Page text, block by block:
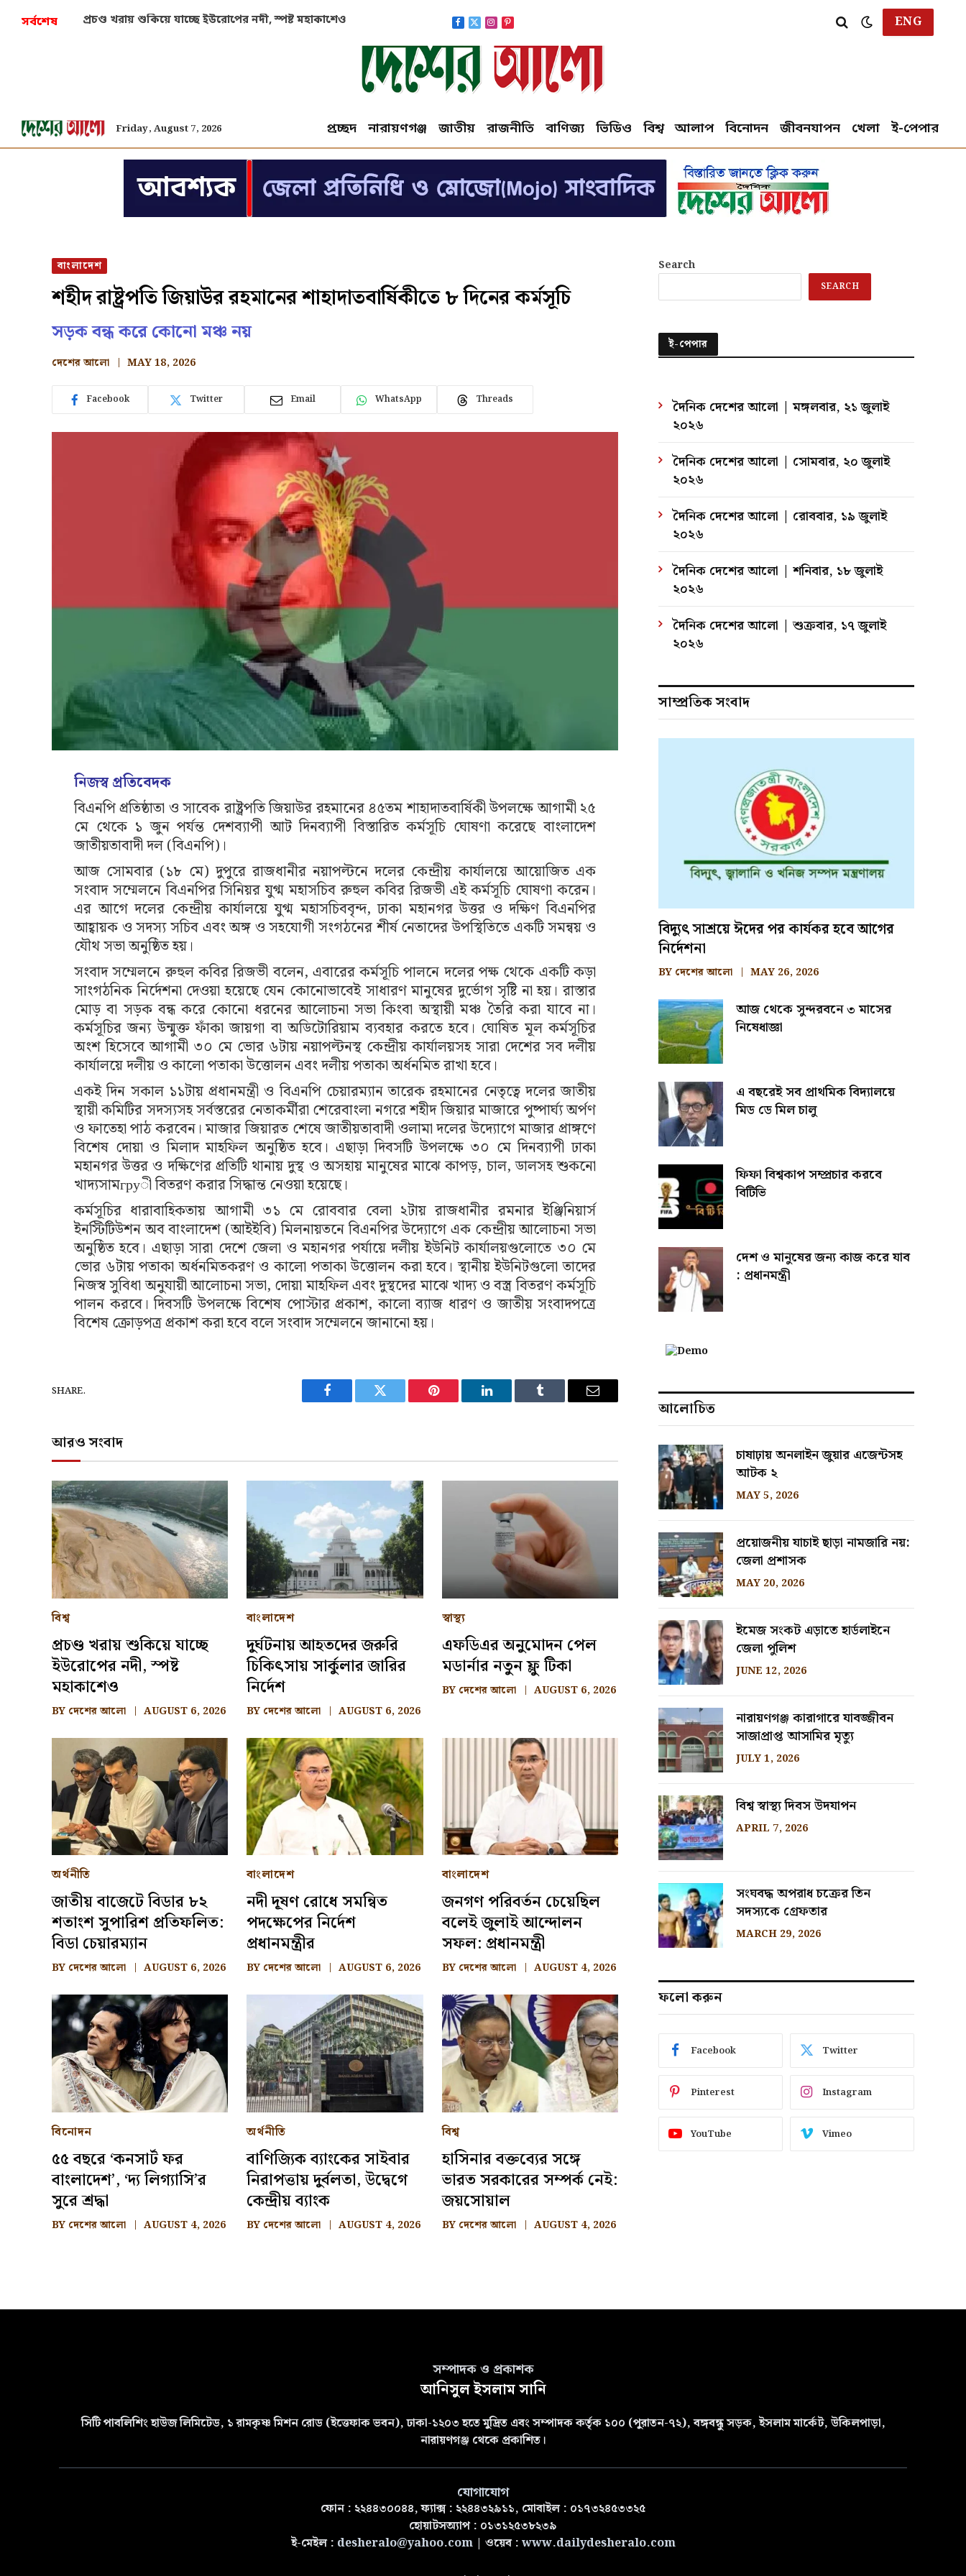
সর্বশেষ দুর্ঘটনায় আহতদের জরুরি চিকিৎসায় সার্কুলার জারির নির্দেশ
Facebook
X
(Twitter)
Instagram
Pinterest ENG
Friday, August 7, 2026 প্রচ্ছদ নারায়ণগঞ্জ জাতীয় রাজনীতি বাণিজ্য ভিডিও বিশ্ব আলাপ বিনোদন জীবনযাপন খেলা ই-পেপার
বাংলাদেশ
শহীদ রাষ্ট্রপতি জিয়াউর রহমানের শাহাদাতবার্ষিকীতে ৮ দিনের কর্মসূচি
সড়ক বন্ধ করে কোনো মঞ্চ নয়
দেশের আলো MAY 18, 2026
Facebook Twitter Email WhatsApp Threads
নিজস্ব প্রতিবেদক
বিএনপি প্রতিষ্ঠাতা ও সাবেক রাষ্ট্রপতি জিয়াউর রহমানের ৪৫তম শাহাদাতবার্ষিকী উপলক্ষে আগামী ২৫
মে থেকে ১ জুন পর্যন্ত দেশব্যাপী আট দিনব্যাপী বিস্তারিত কর্মসূচি ঘোষণা করেছে বাংলাদেশ
জাতীয়তাবাদী দল (বিএনপি)।
আজ সোমবার (১৮ মে) দুপুরে রাজধানীর নয়াপল্টনে দলের কেন্দ্রীয় কার্যালয়ে আয়োজিত এক
সংবাদ সম্মেলনে বিএনপির সিনিয়র যুগ্ম মহাসচিব রুহুল কবির রিজভী এই কর্মসূচি ঘোষণা করেন।
এর আগে দলের কেন্দ্রীয় কার্যালয়ে যুগ্ম মহাসচিববৃন্দ, ঢাকা মহানগর উত্তর ও দক্ষিণ বিএনপির
আহ্বায়ক ও সদস্য সচিব এবং অঙ্গ ও সহযোগী সংগঠনের শীর্ষ নেতাদের উপস্থিতিতে একটি সমন্বয় ও
যৌথ সভা অনুষ্ঠিত হয়।
সংবাদ সম্মেলনে রুহুল কবির রিজভী বলেন, এবারের কর্মসূচি পালনে দলের পক্ষ থেকে একটি কড়া
সাংগঠনিক নির্দেশনা দেওয়া হয়েছে যেন কোনোভাবেই সাধারণ মানুষের দুর্ভোগ সৃষ্টি না হয়। রাস্তার
মোড় বা সড়ক বন্ধ করে কোনো ধরনের আলোচনা সভা কিংবা অস্থায়ী মঞ্চ তৈরি করা যাবে না।
কর্মসূচির জন্য উন্মুক্ত ফাঁকা জায়গা বা অডিটোরিয়াম ব্যবহার করতে হবে। ঘোষিত মূল কর্মসূচির
অংশ হিসেবে আগামী ৩০ মে ভোর ৬টায় নয়াপল্টনস্থ কেন্দ্রীয় কার্যালয়সহ সারা দেশের সব দলীয়
কার্যালয়ে দলীয় ও কালো পতাকা উত্তোলন এবং দলীয় পতাকা অর্ধনমিত রাখা হবে।
একই দিন সকাল ১১টায় প্রধানমন্ত্রী ও বিএনপি চেয়ারম্যান তারেক রহমানের নেতৃত্বে দলের জাতীয়
স্থায়ী কমিটির সদস্যসহ সর্বস্তরের নেতাকর্মীরা শেরেবাংলা নগরে শহীদ জিয়ার মাজারে পুষ্পার্ঘ্য অর্পণ
ও ফাতেহা পাঠ করবেন। মাজার জিয়ারত শেষে জাতীয়তাবাদী ওলামা দলের উদ্যোগে মাজার প্রাঙ্গণে
বিশেষ দোয়া ও মিলাদ মাহফিল অনুষ্ঠিত হবে। এছাড়া দিবসটি উপলক্ষে ৩০ মে দিনব্যাপী ঢাকা
মহানগর উত্তর ও দক্ষিণের প্রতিটি থানায় দুস্থ ও অসহায় মানুষের মাঝে কাপড়, চাল, ডালসহ শুকনো
খাদ্যসামгруী বিতরণ করার সিদ্ধান্ত নেওয়া হয়েছে।
কর্মসূচির ধারাবাহিকতায় আগামী ৩১ মে রোববার বেলা ২টায় রাজধানীর রমনার ইঞ্জিনিয়ার্স
ইনস্টিটিউশন অব বাংলাদেশ (আইইবি) মিলনায়তনে বিএনপির উদ্যোগে এক কেন্দ্রীয় আলোচনা সভা
অনুষ্ঠিত হবে। এছাড়া সারা দেশে জেলা ও মহানগর পর্যায়ে দলীয় ইউনিট কার্যালয়গুলোতে ৩০ মে
ভোর ৬টায় পতাকা অর্ধনমিতকরণ ও কালো পতাকা উত্তোলন করা হবে। স্থানীয় ইউনিটগুলো তাদের
নিজস্ব সুবিধা অনুযায়ী আলোচনা সভা, দোয়া মাহফিল এবং দুস্থদের মাঝে খাদ্য ও বস্ত্র বিতরণ কর্মসূচি
পালন করবে। দিবসটি উপলক্ষে বিশেষ পোস্টার প্রকাশ, কালো ব্যাজ ধারণ ও জাতীয় সংবাদপত্রে
বিশেষ ক্রোড়পত্র প্রকাশ করা হবে বলে সংবাদ সম্মেলনে জানানো হয়।
SHARE.
Facebook Twitter Pinterest LinkedIn Tumblr Email
আরও সংবাদ
বিশ্ব
প্রচণ্ড খরায় শুকিয়ে যাচ্ছে
ইউরোপের নদী, স্পষ্ট
মহাকাশেও
BY দেশের আলো AUGUST 6, 2026
বাংলাদেশ
দুর্ঘটনায় আহতদের জরুরি
চিকিৎসায় সার্কুলার জারির
নির্দেশ
BY দেশের আলো AUGUST 6, 2026
স্বাস্থ্য
এফডিএর অনুমোদন পেল
মডার্নার নতুন ফ্লু টিকা
BY দেশের আলো AUGUST 6, 2026
অর্থনীতি
জাতীয় বাজেটে বিডার ৮২
শতাংশ সুপারিশ প্রতিফলিত:
বিডা চেয়ারম্যান
BY দেশের আলো AUGUST 6, 2026
বাংলাদেশ
নদী দূষণ রোধে সমন্বিত
পদক্ষেপের নির্দেশ
প্রধানমন্ত্রীর
BY দেশের আলো AUGUST 6, 2026
বাংলাদেশ
জনগণ পরিবর্তন চেয়েছিল
বলেই জুলাই আন্দোলন
সফল: প্রধানমন্ত্রী
BY দেশের আলো AUGUST 4, 2026
বিনোদন
৫৫ বছরে ‘কনসার্ট ফর
বাংলাদেশ’, ‘দ্য লিগ্যাসি’র
সুরে শ্রদ্ধা
BY দেশের আলো AUGUST 4, 2026
অর্থনীতি
বাণিজ্যিক ব্যাংকের সাইবার
নিরাপত্তায় দুর্বলতা, উদ্বেগে
কেন্দ্রীয় ব্যাংক
BY দেশের আলো AUGUST 4, 2026
বিশ্ব
হাসিনার বক্তব্যের সঙ্গে
ভারত সরকারের সম্পর্ক নেই:
জয়সোয়াল
BY দেশের আলো AUGUST 4, 2026
Search
SEARCH
ই-পেপার
দৈনিক দেশের আলো | মঙ্গলবার, ২১ জুলাই
২০২৬
দৈনিক দেশের আলো | সোমবার, ২০ জুলাই
২০২৬
দৈনিক দেশের আলো | রোববার, ১৯ জুলাই
২০২৬
দৈনিক দেশের আলো | শনিবার, ১৮ জুলাই
২০২৬
দৈনিক দেশের আলো | শুক্রবার, ১৭ জুলাই
২০২৬
সাম্প্রতিক সংবাদ
বিদ্যুৎ সাশ্রয়ে ঈদের পর কার্যকর হবে আগের
নির্দেশনা
BY দেশের আলো MAY 26, 2026
আজ থেকে সুন্দরবনে ৩ মাসের
নিষেধাজ্ঞা
এ বছরেই সব প্রাথমিক বিদ্যালয়ে
মিড ডে মিল চালু
ফিফা বিশ্বকাপ সম্প্রচার করবে
বিটিভি
দেশ ও মানুষের জন্য কাজ করে যাব
: প্রধানমন্ত্রী
আলোচিত
চাষাঢ়ায় অনলাইন জুয়ার এজেন্টসহ
আটক ২
MAY 5, 2026
প্রয়োজনীয় যাচাই ছাড়া নামজারি নয়:
জেলা প্রশাসক
MAY 20, 2026
ইমেজ সংকট এড়াতে হার্ডলাইনে
জেলা পুলিশ
JUNE 12, 2026
নারায়ণগঞ্জ কারাগারে যাবজ্জীবন
সাজাপ্রাপ্ত আসামির মৃত্যু
JULY 1, 2026
বিশ্ব স্বাস্থ্য দিবস উদযাপন
APRIL 7, 2026
সংঘবদ্ধ অপরাধ চক্রের তিন
সদস্যকে গ্রেফতার
MARCH 29, 2026
ফলো করুন
Facebook Twitter
Pinterest Instagram
YouTube Vimeo
সম্পাদক ও প্রকাশক
আনিসুল ইসলাম সানি
সিটি পাবলিশিং হাউজ লিমিটেড, ১ রামকৃষ্ণ মিশন রোড (ইত্তেফাক ভবন), ঢাকা-১২০৩ হতে মুদ্রিত এবং সম্পাদক কর্তৃক ১০০ (পুরাতন-৭২), বঙ্গবন্ধু সড়ক, ইসলাম মার্কেট, উকিলপাড়া,
নারায়ণগঞ্জ থেকে প্রকাশিত।
যোগাযোগ
ফোন : ২২৪৪৩০০৪৪, ফ্যাক্স : ২২৪৪৩২৯১১, মোবাইল : ০১৭৩২৪৫৩৩২৫
হোয়াটসঅ্যাপ : ০১৩১২৫৩৮২৩৯
ই-মেইল : desheralo@yahoo.com| ওয়েব : www.dailydesheralo.com